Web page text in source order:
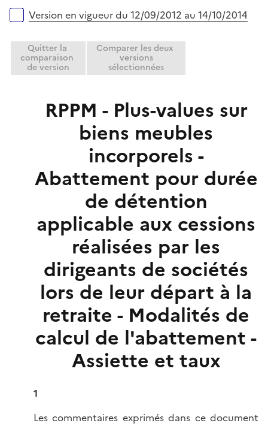
eVersion en vigueur du 12/09/2012 au 14/10/2014
Quitter la
comparaison
de version
Comparer les deux
versions
sélectionnées
RPPM - Plus-values sur
biens meubles
incorporels -
Abattement pour durée
de détention
applicable aux cessions
réalisées par les
dirigeants de sociétés
lors de leur départ à la
retraite - Modalités de
calcul de l'abattement -
Assiette et taux
1
Les commentaires exprimés dans ce document